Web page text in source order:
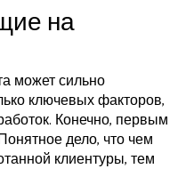
на
может сильно
ключевых факторов,
Конечно, первым
дело, что чем
клиентуры, тем